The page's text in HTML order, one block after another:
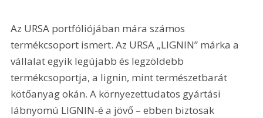
Az URSA portfóliójában mára számos
termékcsoport ismert. Az URSA „LIGNIN” márka a
vállalat egyik legújabb és legzöldebb
termékcsoportja, a lignin, mint természetbarát
kötőanyag okán. A környezettudatos gyártási
lábnyomú LIGNIN-é a jövő – ebben biztosak